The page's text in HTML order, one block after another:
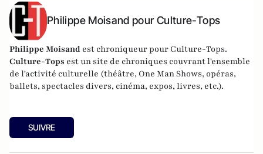
Philippe Moisand pour Culture-Tops
Philippe Moisand est chroniqueur pour Culture-Tops.
Culture-Tops est un site de chroniques couvrant l'ensemble
de l'activité culturelle (théâtre, One Man Shows, opéras,
ballets, spectacles divers, cinéma, expos, livres, etc.).
SUIVRE